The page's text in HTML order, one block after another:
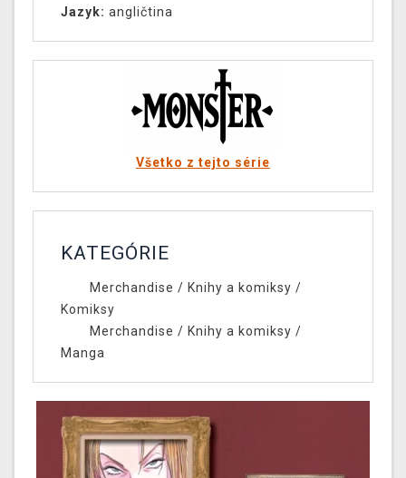
Jazyk: angličtina
Všetko z tejto série
KATEGÓRIE
Merchandise / Knihy a komiksy /
Komiksy
Merchandise / Knihy a komiksy /
Manga